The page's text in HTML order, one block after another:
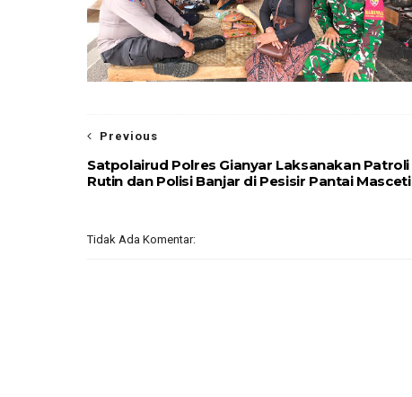
Previous
Satpolairud Polres Gianyar Laksanakan Patroli
Rutin dan Polisi Banjar di Pesisir Pantai Masceti
Tidak Ada Komentar: